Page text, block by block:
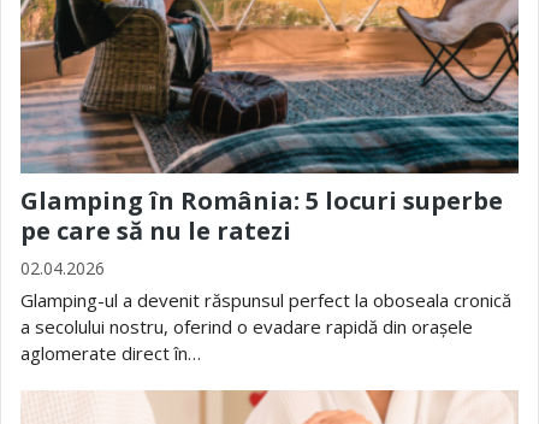
Glamping în România: 5 locuri superbe
pe care să nu le ratezi
02.04.2026
Glamping-ul a devenit răspunsul perfect la oboseala cronică
a secolului nostru, oferind o evadare rapidă din orașele
aglomerate direct în…